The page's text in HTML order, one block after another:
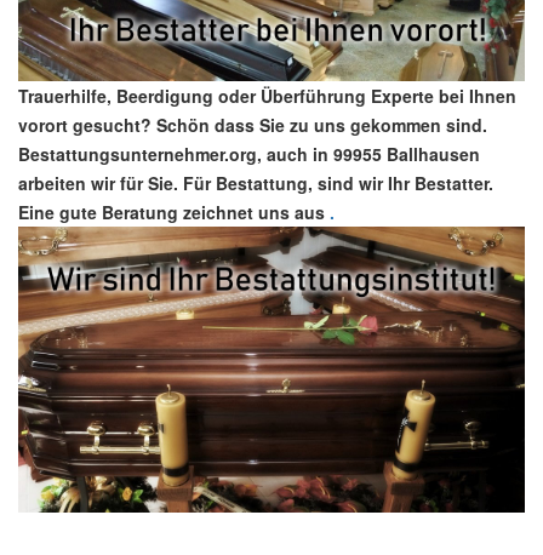
Trauerhilfe, Beerdigung oder Überführung Experte bei Ihnen
vorort gesucht? Schön dass Sie zu uns gekommen sind.
Bestattungsunternehmer.org, auch in 99955 Ballhausen
arbeiten wir für Sie. Für Bestattung, sind wir Ihr Bestatter.
Eine gute Beratung zeichnet uns aus .